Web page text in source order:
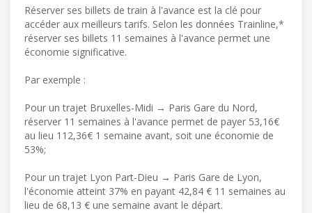
Réserver ses billets de train à l'avance est la clé pour
accéder aux meilleurs tarifs. Selon les données Trainline,*
réserver ses billets 11 semaines à l'avance permet une
économie significative.
Par exemple :
Pour un trajet Bruxelles-Midi → Paris Gare du Nord,
réserver 11 semaines à l'avance permet de payer 53,16€
au lieu 112,36€ 1 semaine avant, soit une économie de
53%;
Pour un trajet Lyon Part-Dieu → Paris Gare de Lyon,
l'économie atteint 37% en payant 42,84 € 11 semaines au
lieu de 68,13 € une semaine avant le départ.